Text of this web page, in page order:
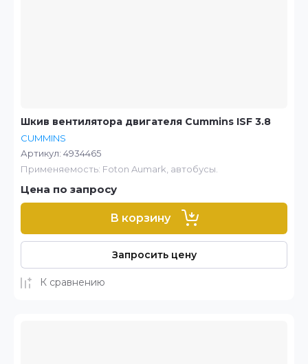
Шкив вентилятора двигателя Cummins ISF 3.8
CUMMINS
Артикул: 4934465
Применяемость: Foton Aumark, автобусы.
Цена по запросу
В корзину
Запросить цену
К сравнению